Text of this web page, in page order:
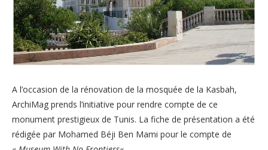
A l’occasion de la rénovation de la mosquée de la Kasbah,
ArchiMag prends l’initiative pour rendre compte de ce
monument prestigieux de Tunis. La fiche de présentation a été
rédigée par Mohamed Béji Ben Mami pour le compte de